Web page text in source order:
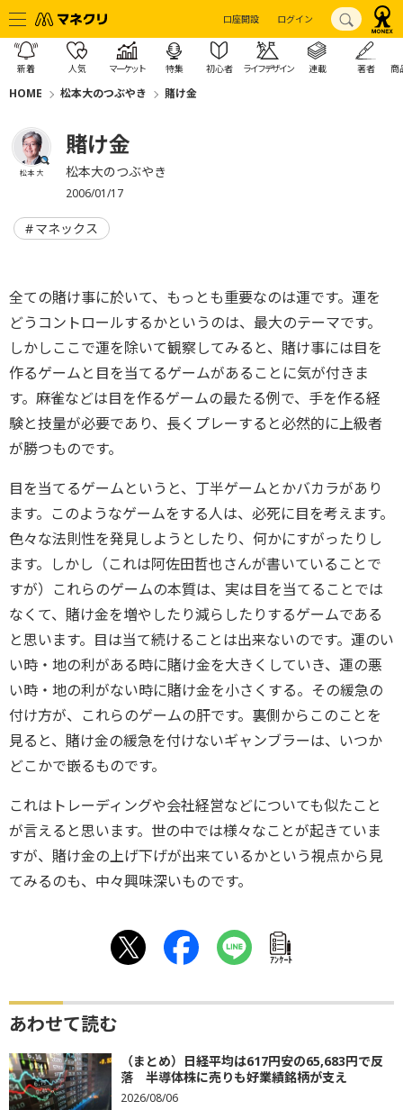
口座開設 ログイン
新着 人気 マーケット 特集 初心者 ライフデザイン 連載 著者 商
HOME 松本大のつぶやき 賭け金
松本 大
賭け金
松本大のつぶやき
2006/01/17
マネックス
全ての賭け事に於いて、もっとも重要なのは運です。運を
どうコントロールするかというのは、最大のテーマです。
しかしここで運を除いて観察してみると、賭け事には目を
作るゲームと目を当てるゲームがあることに気が付きま
す。麻雀などは目を作るゲームの最たる例で、手を作る経
験と技量が必要であり、長くプレーすると必然的に上級者
が勝つものです。
目を当てるゲームというと、丁半ゲームとかバカラがあり
ます。このようなゲームをする人は、必死に目を考えます。
色々な法則性を発見しようとしたり、何かにすがったりし
ます。しかし（これは阿佐田哲也さんが書いていることで
すが）これらのゲームの本質は、実は目を当てることでは
なくて、賭け金を増やしたり減らしたりするゲームである
と思います。目は当て続けることは出来ないのです。運のい
い時・地の利がある時に賭け金を大きくしていき、運の悪
い時・地の利がない時に賭け金を小さくする。その緩急の
付け方が、これらのゲームの肝です。裏側からこのことを
見ると、賭け金の緩急を付けないギャンブラーは、いつか
どこかで嵌るものです。
これはトレーディングや会社経営などについても似たこと
が言えると思います。世の中では様々なことが起きていま
すが、賭け金の上げ下げが出来ているかという視点から見
てみるのも、中々興味深いものです。
ｱﾝｹｰﾄ
あわせて読む
（まとめ）日経平均は617円安の65,683円で反
落 半導体株に売りも好業績銘柄が支え
2026/08/06